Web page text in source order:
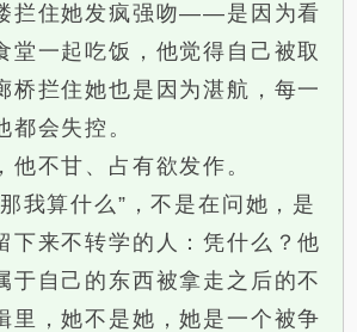
拦住她发疯强吻——是因为看
堂一起吃饭，他觉得自己被取
桥拦住她也是因为湛航，每一
都会失控。
不甘、占有欲发作。
算什么”，不是在问她，是
下来不转学的人：凭什么？他
于自己的东西被拿走之后的不
里，她不是她，她是一个被争